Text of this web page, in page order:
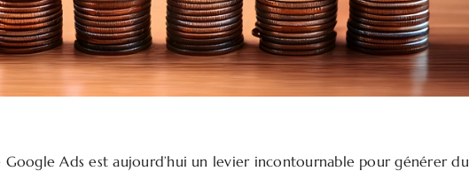
Google Ads est aujourd’hui un levier incontournable pour générer du